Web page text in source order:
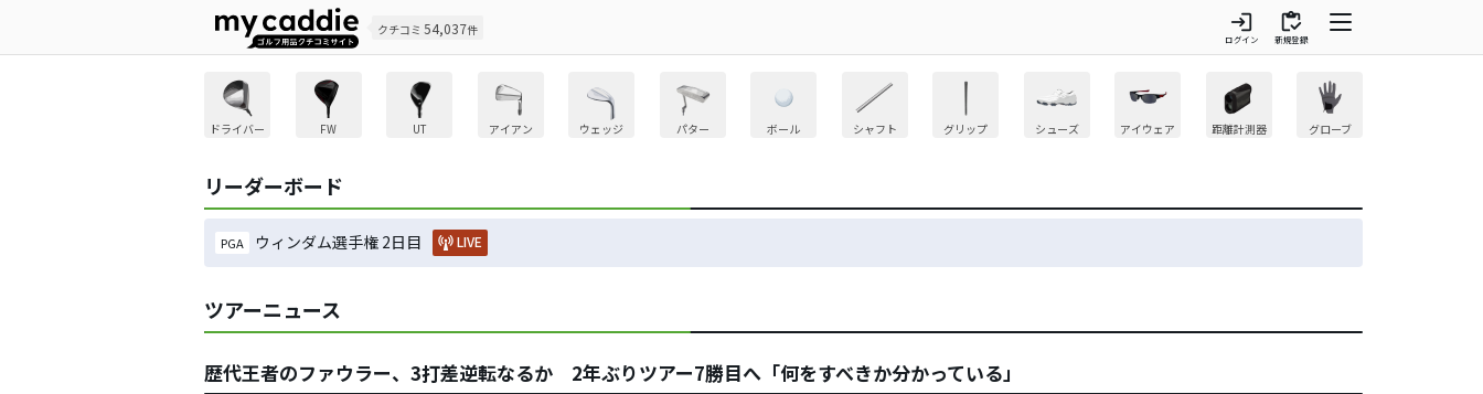
クチコミ 54,037件 login
ログイン
inventory
新規登録
ドライバー FW UT アイアン ウェッジ パター ボール シャフト グリップ シューズ アイウェア 距離計測器 グローブ
リーダーボード
PGA ウィンダム選手権 2日目 LIVE
ツアーニュース
歴代王者のファウラー、3打差逆転なるか 2年ぶりツアー7勝目へ「何をすべきか分かっている」